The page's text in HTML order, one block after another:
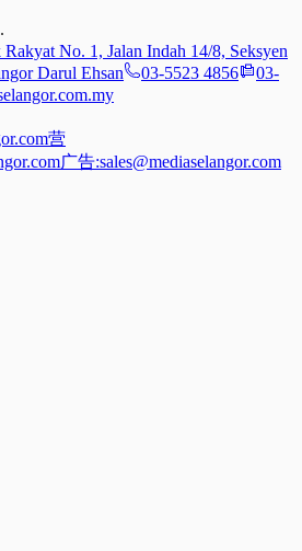
No. 1, Jalan Indah 14/8, Seksyen
Darul Ehsan
03-5523 4856
03-
营
广告:sales@mediaselangor.com